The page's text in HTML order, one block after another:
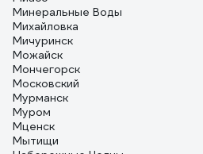
Минеральные Воды
Михайловка
Мичуринск
Можайск
Мончегорск
Московский
Мурманск
Муром
Мценск
Мытищи